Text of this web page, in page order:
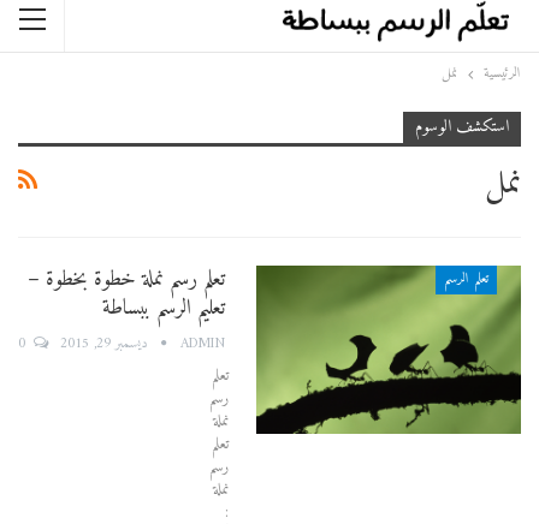
الرئيسية نمل
استكشف الوسوم
نمل
تعلم الرسم تعلم رسم نملة خطوة بخطوة –
تعليم الرسم ببساطة
ADMIN ديسمبر 29, 2015
تعلم
رسم
نملة
تعلم
رسم
نملة
: